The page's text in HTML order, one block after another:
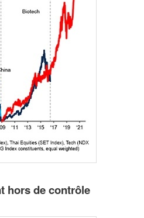
hors de contrôle